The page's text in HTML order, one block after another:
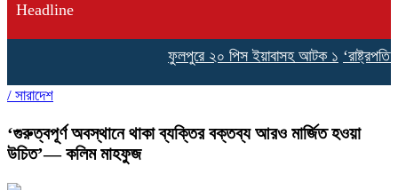
Headline
ফুলপুরে ২০ পিস ইয়াবাসহ আটক ১ ‘রাষ্ট্রপতি
/ সারাদেশ
‘গুরুত্বপূর্ণ অবস্থানে থাকা ব্যক্তির বক্তব্য আরও মার্জিত হওয়া
উচিত’— কলিম মাহফুজ